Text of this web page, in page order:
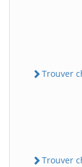
Trouver
Trouver